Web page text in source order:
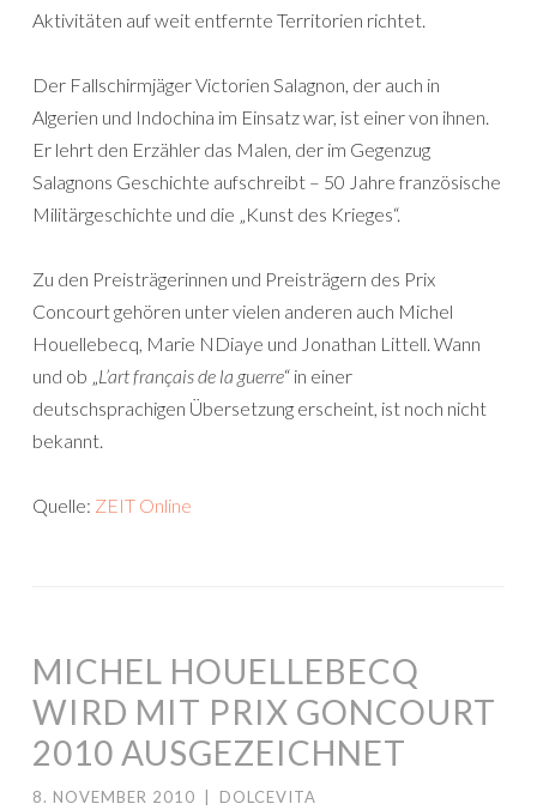
Aktivitäten auf weit entfernte Territorien richtet.
Der Fallschirmjäger Victorien Salagnon, der auch in
Algerien und Indochina im Einsatz war, ist einer von ihnen.
Er lehrt den Erzähler das Malen, der im Gegenzug
Salagnons Geschichte aufschreibt – 50 Jahre französische
Militärgeschichte und die „Kunst des Krieges“.
Zu den Preisträgerinnen und Preisträgern des Prix
Concourt gehören unter vielen anderen auch Michel
Houellebecq, Marie NDiaye und Jonathan Littell. Wann
und ob „L’art français de la guerre“ in einer
deutschsprachigen Übersetzung erscheint, ist noch nicht
bekannt.
Quelle: ZEIT Online
MICHEL HOUELLEBECQ
WIRD MIT PRIX GONCOURT
2010 AUSGEZEICHNET
8. NOVEMBER 2010 DOLCEVITA